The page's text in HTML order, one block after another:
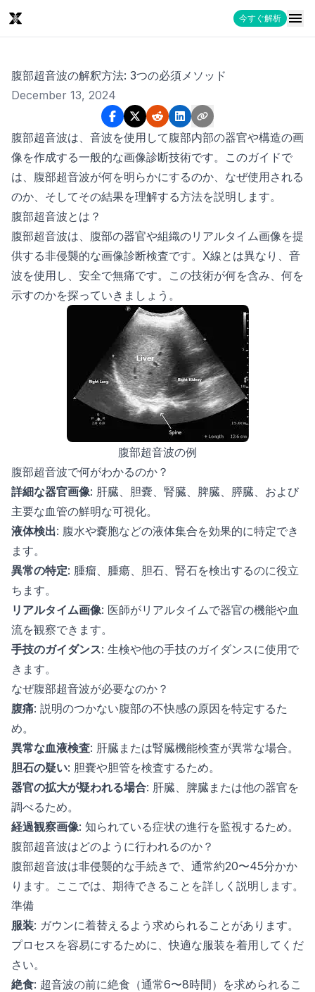
今すぐ解析
腹部超音波の解釈方法: 3つの必須メソッド
December 13, 2024
腹部超音波は、音波を使用して腹部内部の器官や構造の画
像を作成する一般的な画像診断技術です。このガイドで
は、腹部超音波が何を明らかにするのか、なぜ使用される
のか、そしてその結果を理解する方法を説明します。
腹部超音波とは？
腹部超音波は、腹部の器官や組織のリアルタイム画像を提
供する非侵襲的な画像診断検査です。X線とは異なり、音
波を使用し、安全で無痛です。この技術が何を含み、何を
示すのかを探っていきましょう。
腹部超音波の例
腹部超音波で何がわかるのか？
詳細な器官画像: 肝臓、胆嚢、腎臓、脾臓、膵臓、および
主要な血管の鮮明な可視化。
液体検出: 腹水や嚢胞などの液体集合を効果的に特定でき
ます。
異常の特定: 腫瘤、腫瘍、胆石、腎石を検出するのに役立
ちます。
リアルタイム画像: 医師がリアルタイムで器官の機能や血
流を観察できます。
手技のガイダンス: 生検や他の手技のガイダンスに使用で
きます。
なぜ腹部超音波が必要なのか？
腹痛: 説明のつかない腹部の不快感の原因を特定するた
め。
異常な血液検査: 肝臓または腎臓機能検査が異常な場合。
胆石の疑い: 胆嚢や胆管を検査するため。
器官の拡大が疑われる場合: 肝臓、脾臓または他の器官を
調べるため。
経過観察画像: 知られている症状の進行を監視するため。
腹部超音波はどのように行われるのか？
腹部超音波は非侵襲的な手続きで、通常約20〜45分かか
ります。ここでは、期待できることを詳しく説明します。
準備
服装: ガウンに着替えるよう求められることがあります。
プロセスを容易にするために、快適な服装を着用してくだ
さい。
絶食: 超音波の前に絶食（通常6〜8時間）を求められるこ